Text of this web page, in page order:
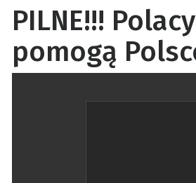
PILNE!!!
pomogą